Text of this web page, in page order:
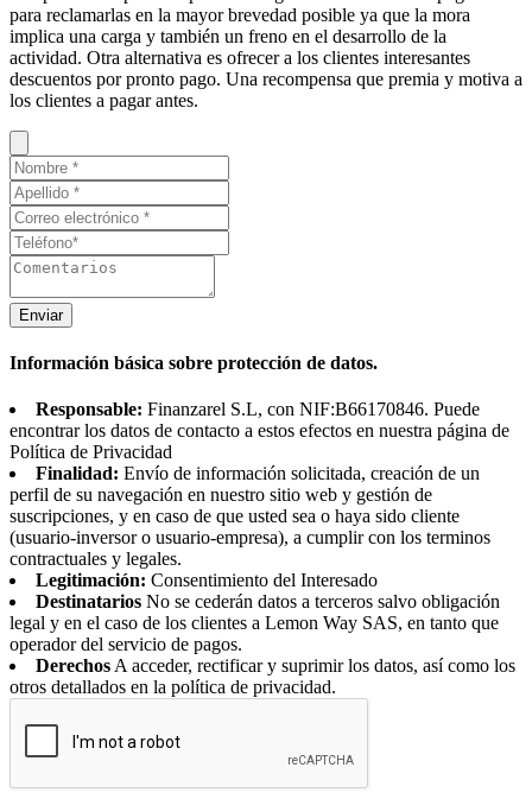
para reclamarlas en la mayor brevedad posible ya que la mora
implica una carga y también un freno en el desarrollo de la
actividad. Otra alternativa es ofrecer a los clientes interesantes
descuentos por pronto pago. Una recompensa que premia y motiva a
los clientes a pagar antes.
Enviar
Información básica sobre protección de datos.
Responsable: Finanzarel S.L, con NIF:B66170846. Puede
encontrar los datos de contacto a estos efectos en nuestra página de
Política de Privacidad
Finalidad: Envío de información solicitada, creación de un
perfil de su navegación en nuestro sitio web y gestión de
suscripciones, y en caso de que usted sea o haya sido cliente
(usuario-inversor o usuario-empresa), a cumplir con los terminos
contractuales y legales.
Legitimación: Consentimiento del Interesado
Destinatarios No se cederán datos a terceros salvo obligación
legal y en el caso de los clientes a Lemon Way SAS, en tanto que
operador del servicio de pagos.
Derechos A acceder, rectificar y suprimir los datos, así como los
otros detallados en la política de privacidad.